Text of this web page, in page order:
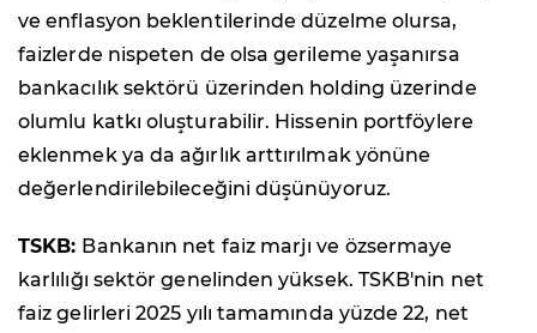
ve enflasyon beklentilerinde düzelme olursa,
faizlerde nispeten de olsa gerileme yaşanırsa
bankacılık sektörü üzerinden holding üzerinde
olumlu katkı oluşturabilir. Hissenin portföylere
eklenmek ya da ağırlık arttırılmak yönüne
değerlendirilebileceğini düşünüyoruz.
TSKB: Bankanın net faiz marjı ve özsermaye
karlılığı sektör genelinden yüksek. TSKB'nin net
faiz gelirleri 2025 yılı tamamında yüzde 22, net